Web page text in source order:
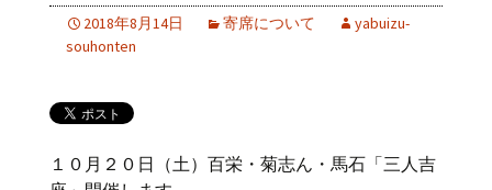
2018年8月14日 寄席について
yabuizu-
souhonten
１０月２０日（土）百栄・菊志ん・馬石「三人吉